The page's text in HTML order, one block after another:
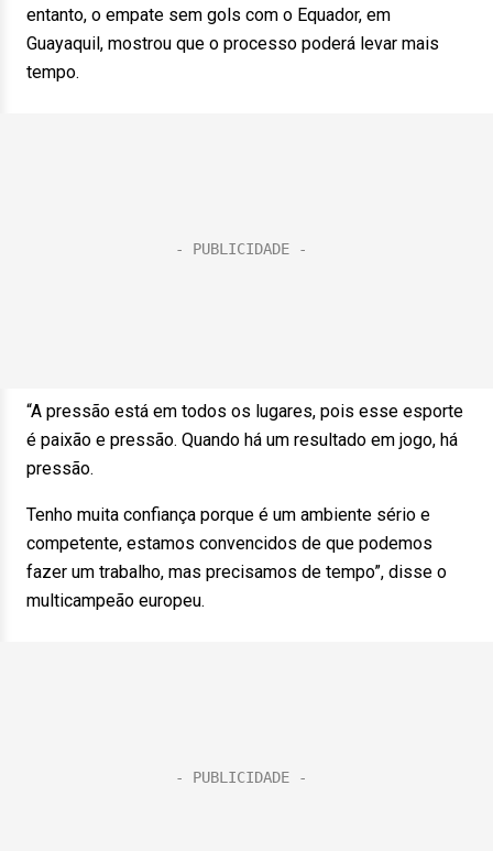
entanto, o empate sem gols com o Equador, em
Guayaquil, mostrou que o processo poderá levar mais
tempo.
“A pressão está em todos os lugares, pois esse esporte
é paixão e pressão. Quando há um resultado em jogo, há
pressão.
Tenho muita confiança porque é um ambiente sério e
competente, estamos convencidos de que podemos
fazer um trabalho, mas precisamos de tempo”, disse o
multicampeão europeu.